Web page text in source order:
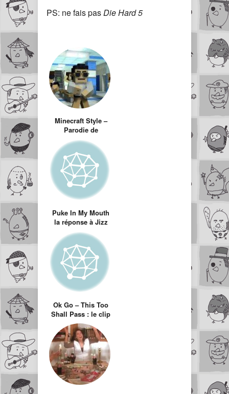
PS: ne fais pasDie Hard 5
Minecraft Style –
Parodie de
gangnam style
Puke In My Mouth
la réponse à Jizz
In My Pants
Ok Go – This Too
Shall Pass : le clip
avec une machine
de Rube Goldberg